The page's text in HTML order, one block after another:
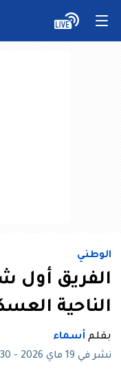
الوطني
الفريق أول
الناحية
بقلم أسماء
نشر في 19 ماي 2026 - 12:30